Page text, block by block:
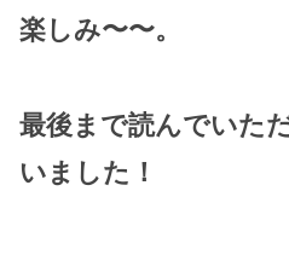
楽しみ〜〜。
最後まで読んでいた
いました！